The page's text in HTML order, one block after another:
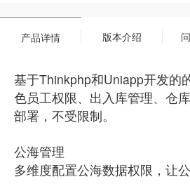
产品详情 版本介绍
基于Thinkphp和Uniapp开发的
色员工权限、出入库管理、仓
部署，不受限制。
公海管理
多维度配置公海数据权限，让